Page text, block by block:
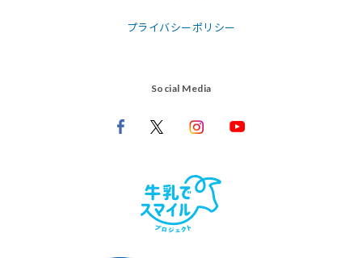
プライバシーポリシー
Social Media